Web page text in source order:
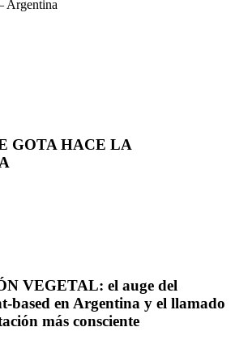
Argentina
GOTA HACE LA
VEGETAL: el auge del
based en Argentina y el llamado
más consciente